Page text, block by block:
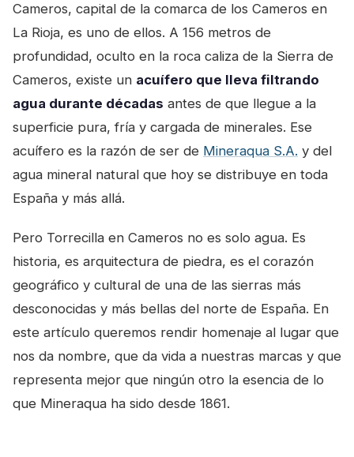
Cameros, capital de la comarca de los Cameros en
La Rioja, es uno de ellos. A 156 metros de
profundidad, oculto en la roca caliza de la Sierra de
Cameros, existe un acuífero que lleva filtrando
agua durante décadas antes de que llegue a la
superficie pura, fría y cargada de minerales. Ese
acuífero es la razón de ser de Mineraqua S.A. y del
agua mineral natural que hoy se distribuye en toda
España y más allá.
Pero Torrecilla en Cameros no es solo agua. Es
historia, es arquitectura de piedra, es el corazón
geográfico y cultural de una de las sierras más
desconocidas y más bellas del norte de España. En
este artículo queremos rendir homenaje al lugar que
nos da nombre, que da vida a nuestras marcas y que
representa mejor que ningún otro la esencia de lo
que Mineraqua ha sido desde 1861.